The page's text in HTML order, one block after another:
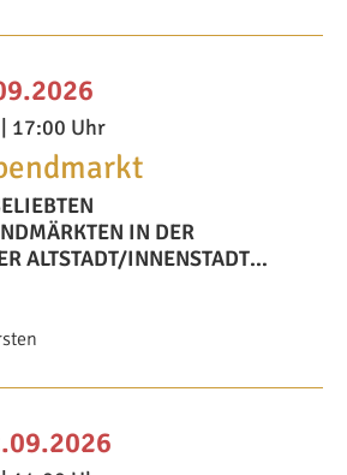
| 17:00 Uhr
IN DER
ALTSTADT/INNENSTADT
DIE BESUCHERINNEN UND
EIN ENTSPAN